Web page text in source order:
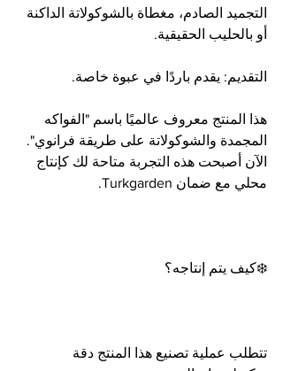
التجميد الصادم، مغطاة بالشوكولاتة الداكنة
أو بالحليب الحقيقية.
التقديم: يقدم باردًا في عبوة خاصة.
هذا المنتج معروف عالميًا باسم "الفواكه
المجمدة والشوكولاتة على طريقة فرانوي".
الآن أصبحت هذه التجربة متاحة لك كإنتاج
محلي مع ضمان Turkgarden.
❄️كيف يتم إنتاجه؟
تتطلب عملية تصنيع هذا المنتج دقة